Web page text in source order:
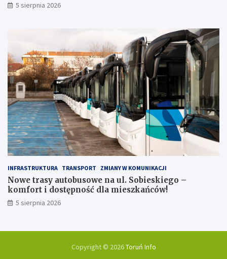
5 sierpnia 2026
INFRASTRUKTURA TRANSPORT ZMIANY W KOMUNIKACJI
Nowe trasy autobusowe na ul. Sobieskiego –
komfort i dostępność dla mieszkańców!
5 sierpnia 2026
Copyright © 2026Toruń Info